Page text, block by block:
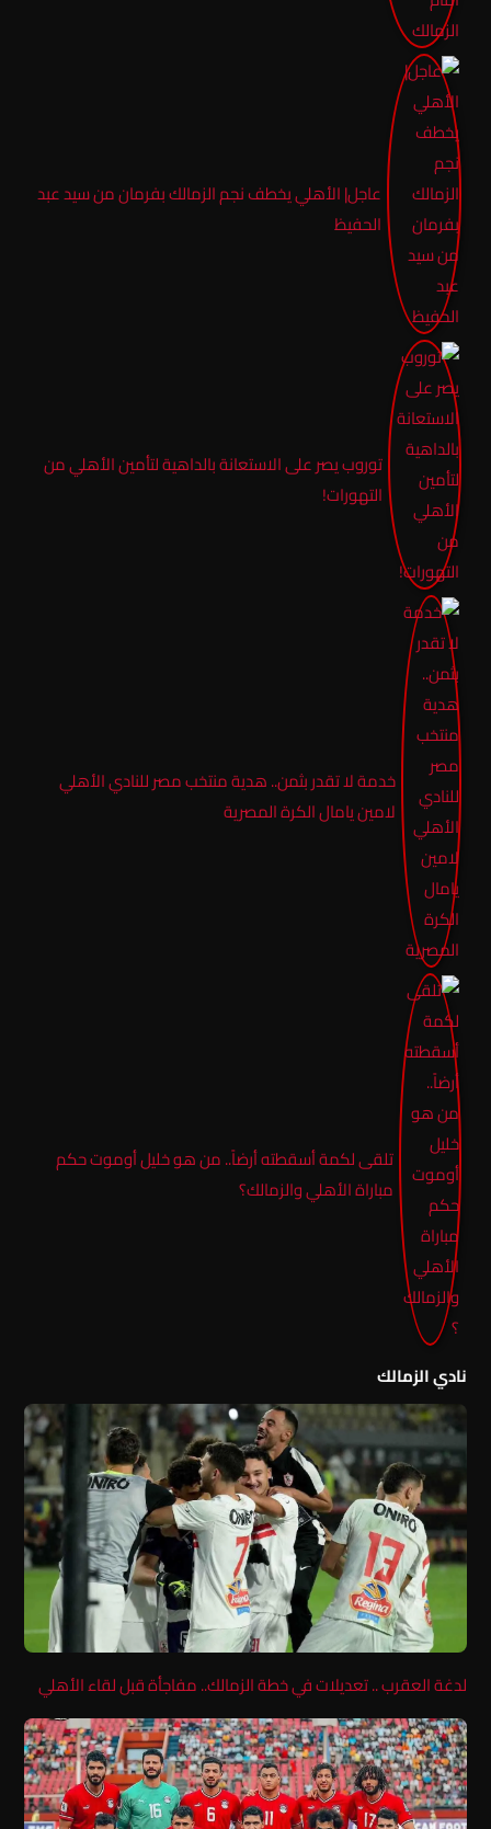
عاجل| الأهلي يخطف نجم الزمالك بفرمان من سيد عبد
الحفيظ
توروب يصر على الاستعانة بالداهية لتأمين الأهلي من
التهورات!
خدمة لا تقدر بثمن.. هدية منتخب مصر للنادي الأهلي
لامين يامال الكرة المصرية
تلقى لكمة أسقطته أرضاً.. من هو خليل أوموت حكم
مباراة الأهلي والزمالك؟
نادي الزمالك
لدغة العقرب .. تعديلات في خطة الزمالك.. مفاجأة قبل لقاء الأهلي